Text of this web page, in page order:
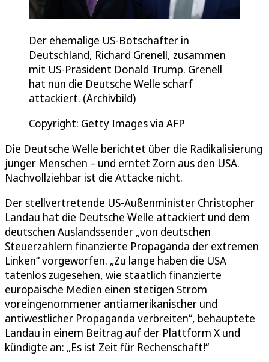
Der ehemalige US-Botschafter in
Deutschland, Richard Grenell, zusammen
mit US-Präsident Donald Trump. Grenell
hat nun die Deutsche Welle scharf
attackiert. (Archivbild)
Copyright: Getty Images via AFP
Die Deutsche Welle berichtet über die Radikalisierung
junger Menschen – und erntet Zorn aus den USA.
Nachvollziehbar ist die Attacke nicht.
Der stellvertretende US-Außenminister Christopher
Landau hat die Deutsche Welle attackiert und dem
deutschen Auslandssender „von deutschen
Steuerzahlern finanzierte Propaganda der extremen
Linken“ vorgeworfen. „Zu lange haben die USA
tatenlos zugesehen, wie staatlich finanzierte
europäische Medien einen stetigen Strom
voreingenommener antiamerikanischer und
antiwestlicher Propaganda verbreiten“, behauptete
Landau in einem Beitrag auf der Plattform X und
kündigte an: „Es ist Zeit für Rechenschaft!“